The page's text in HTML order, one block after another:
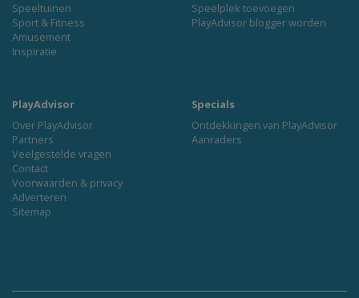
Speeltuinen
Sport & Fitness
Amusement
Inspiratie
Speelplek toevoegen
PlayAdvisor blogger worden
PlayAdvisor
Over PlayAdvisor
Partners
Veelgestelde vragen
Contact
Voorwaarden & privacy
Adverteren
Sitemap
Specials
Ontdekkingen van PlayAdvisor
Aanraders